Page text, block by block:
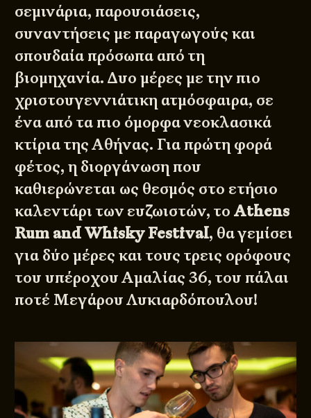
σεμινάρια, παρουσιάσεις,
συναντήσεις με παραγωγούς και
σπουδαία πρόσωπα από τη
βιομηχανία. Δυο μέρες με την πιο
χριστουγεννιάτικη ατμόσφαιρα, σε
ένα από τα πιο όμορφα νεοκλασικά
κτίρια της Αθήνας. Για πρώτη φορά
φέτος, η διοργάνωση που
καθιερώνεται ως θεσμός στο ετήσιο
καλεντάρι των ευζωιστών, τοAthens
Rum and Whisky Festival, θα γεμίσει
για δύο μέρες και τους τρεις ορόφους
του υπέροχου Αμαλίας 36, του πάλαι
ποτέ Μεγάρου Λυκιαρδόπουλου!